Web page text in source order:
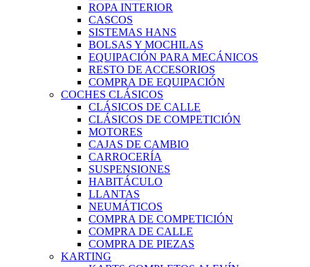
ROPA INTERIOR
CASCOS
SISTEMAS HANS
BOLSAS Y MOCHILAS
EQUIPACIÓN PARA MECÁNICOS
RESTO DE ACCESORIOS
COMPRA DE EQUIPACIÓN
COCHES CLÁSICOS
CLÁSICOS DE CALLE
CLÁSICOS DE COMPETICIÓN
MOTORES
CAJAS DE CAMBIO
CARROCERÍA
SUSPENSIONES
HABITÁCULO
LLANTAS
NEUMÁTICOS
COMPRA DE COMPETICIÓN
COMPRA DE CALLE
COMPRA DE PIEZAS
KARTING